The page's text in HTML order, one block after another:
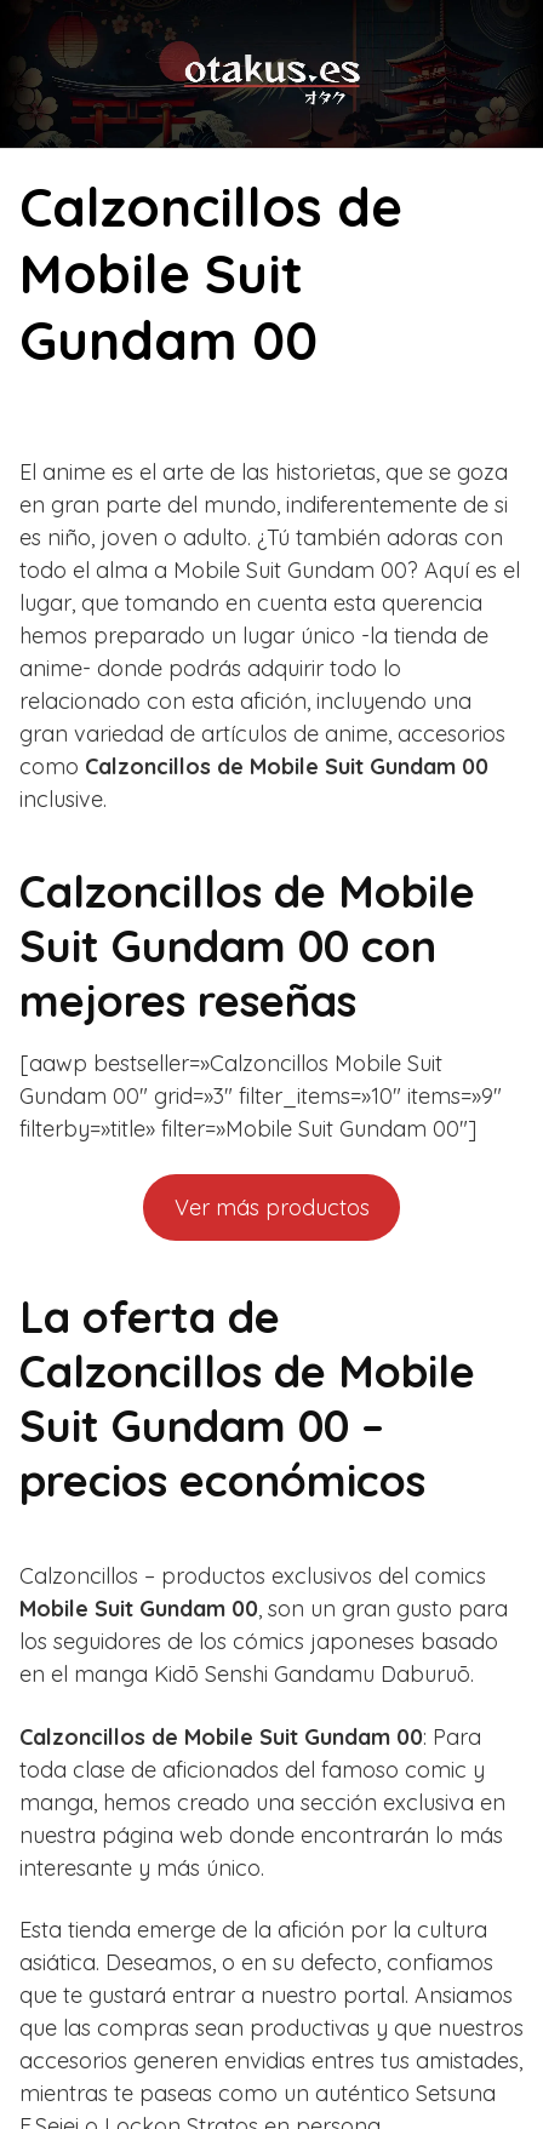
content
Calzoncillos de
Mobile Suit
Gundam 00
El anime es el arte de las historietas, que se goza
en gran parte del mundo, indiferentemente de si
es niño, joven o adulto. ¿Tú también adoras con
todo el alma a Mobile Suit Gundam 00? Aquí es el
lugar, que tomando en cuenta esta querencia
hemos preparado un lugar único -la tienda de
anime- donde podrás adquirir todo lo
relacionado con esta afición, incluyendo una
gran variedad de artículos de anime, accesorios
como Calzoncillos de Mobile Suit Gundam 00
inclusive.
Calzoncillos de Mobile
Suit Gundam 00 con
mejores reseñas
[aawp bestseller=»Calzoncillos Mobile Suit
Gundam 00″ grid=»3″ filter_items=»10″ items=»9″
filterby=»title» filter=»Mobile Suit Gundam 00″]
Ver más productos
La oferta de
Calzoncillos de Mobile
Suit Gundam 00 –
precios económicos
Calzoncillos – productos exclusivos del comics
Mobile Suit Gundam 00, son un gran gusto para
los seguidores de los cómics japoneses basado
en el manga Kidō Senshi Gandamu Daburuō.
Calzoncillos de Mobile Suit Gundam 00: Para
toda clase de aficionados del famoso comic y
manga, hemos creado una sección exclusiva en
nuestra página web donde encontrarán lo más
interesante y más único.
Esta tienda emerge de la afición por la cultura
asiática. Deseamos, o en su defecto, confiamos
que te gustará entrar a nuestro portal. Ansiamos
que las compras sean productivas y que nuestros
accesorios generen envidias entres tus amistades,
mientras te paseas como un auténtico Setsuna